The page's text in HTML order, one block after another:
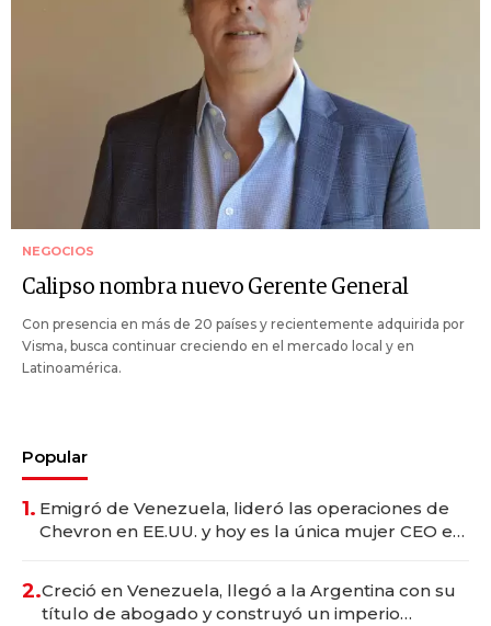
NEGOCIOS
Calipso nombra nuevo Gerente General
Con presencia en más de 20 países y recientemente adquirida por
Visma, busca continuar creciendo en el mercado local y en
Latinoamérica.
Popular
1. Emigró de Venezuela, lideró las operaciones de
Chevron en EE.UU. y hoy es la única mujer CEO en
2.Creció en Venezuela, llegó a la Argentina con su
título de abogado y construyó un imperio